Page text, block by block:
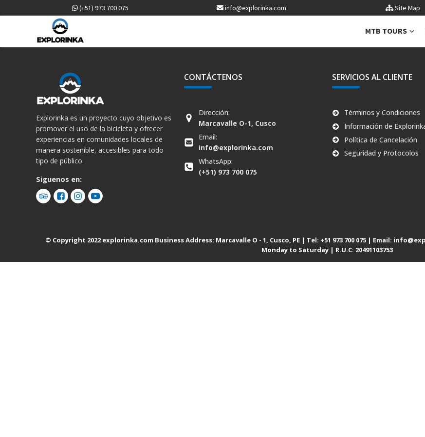
(+51) 973 700 075 info@explorinka.com Site Map
MTB TOURS
Explorinka es un proyecto cuyo objetivo es
promover el uso de la bicicleta y ofrecer
experiencias en comunidades locales de
manera sostenible, accesibles para todo
tipo de público.
Siguenos en:
CONTÁCTENOS
Dirección:
Marcavalle O-1, Cusco
Email:
info@explorinka.com
WhatsApp:
(+51) 973 700 075
SERVICIOS AL CLIENTE
Términos y Condiciones
Información de
Política de Cancelación
Seguridad y Protocolos
© Copyright 2022 explorinka.com Business Address: Marcavalle O - 1, Cusco, PE | Tel: +51 973 700 075 | Email:
Monday to Saturday | R.U.C: 20491103753